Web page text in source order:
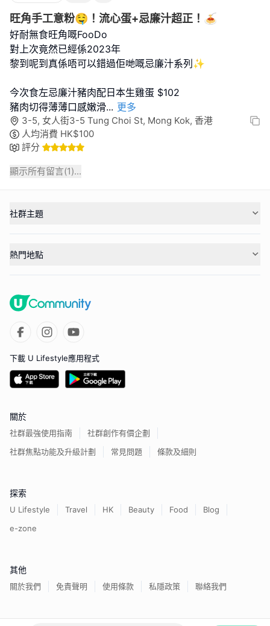
旺角手工意粉🤤！流心蛋+忌廉汁超正！🍝
好耐無食旺角嘅FooDo
對上次竟然已經係2023年
黎到呢到真係唔可以錯過佢哋嘅忌廉汁系列✨
今次食左忌廉汁豬肉配日本生雞蛋 $102
豬肉切得薄薄口感嫩滑... 更多
3-5, 女人街3-5 Tung Choi St, Mong Kok, 香港
人均消費 HK$100
評分
顯示所有留言(1)...
社群主題
熱門地點
下載 U Lifestyle應用程式
關於
社群最強使用指南
社群創作有價企劃
社群焦點功能及升級計劃
常見問題 條款及細則
探索
U Lifestyle Travel HK Beauty Food
Blog
e-zone
其他
關於我們 免責聲明 使用條款 私隱政策 聯絡我們